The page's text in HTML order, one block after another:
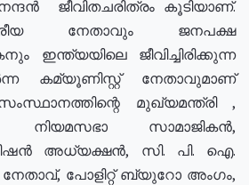
ജീവിതചരിത്രം കൂടിയാണ്.
നേതാവും ജനപക്ഷ
ഇന്ത്യയിലെ ജീവിച്ചിരിക്കുന്ന
കമ്യൂണിസ്റ്റ് നേതാവുമാണ്
മുഖ്യമന്ത്രി ,
നിയമസഭാ സാമാജികൻ,
അധ്യക്ഷൻ, സി. പി. ഐ.
പോളിറ്റ് ബ്യുറോ അംഗം,